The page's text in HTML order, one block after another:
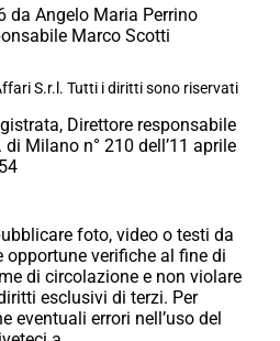
da Angelo Maria Perrino
Marco Scotti
S.r.l. Tutti i diritti sono riservati
Direttore responsabile
Milano n° 210 dell’11 aprile
foto, video o testi da
opportune verifiche al fine di
di circolazione e non violare
esclusivi di terzi. Per
eventuali errori nell’uso del